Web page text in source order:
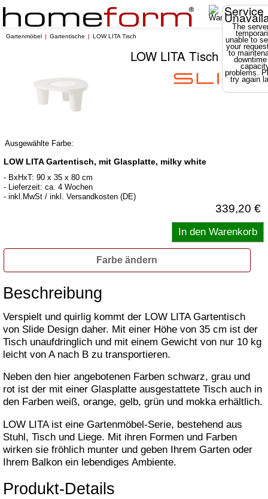
Service
The
unable to
your
to
problems.
try again
Gartenmöbel Gartentische LOW LITA Tisch
LOW LITA Tisch
Ausgewählte Farbe:
LOW LITA Gartentisch, mit Glasplatte, milky white
- BxHxT: 90 x 35 x 80 cm
- Lieferzeit: ca. 4 Wochen
- inkl.MwSt / inkl. Versandkosten (DE)
339,20 €
Farbe ändern
Beschreibung
Verspielt und quirlig kommt der LOW LITA Gartentisch
von Slide Design daher. Mit einer Höhe von 35 cm ist der
Tisch unaufdringlich und mit einem Gewicht von nur 10 kg
leicht von A nach B zu transportieren.
Neben den hier angebotenen Farben schwarz, grau und
rot ist der mit einer Glasplatte ausgestattete Tisch auch in
den Farben weiß, orange, gelb, grün und mokka erhältlich.
LOW LITA ist eine Gartenmöbel-Serie, bestehend aus
Stuhl, Tisch und Liege. Mit ihren Formen und Farben
wirken sie fröhlich munter und geben Ihrem Garten oder
Ihrem Balkon ein lebendiges Ambiente.
Produkt-Details